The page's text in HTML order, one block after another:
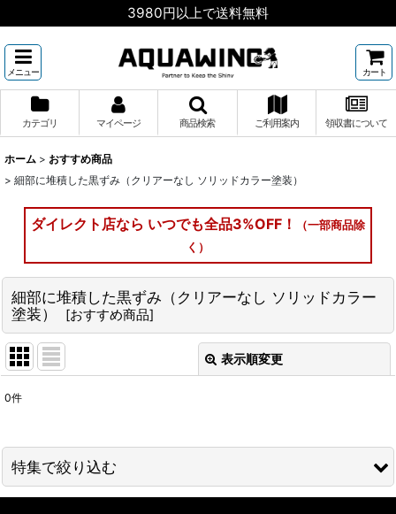
3980円以上で送料無料
メニュー カート
カテゴリ マイページ 商品検索 ご利用案内 領収書について
ホーム > おすすめ商品
> 細部に堆積した黒ずみ（クリアーなし ソリッドカラー塗装）
ダイレクト店なら いつでも全品3%OFF！
（一部商品除
く）
細部に堆積した黒ずみ（クリアーなし ソリッドカラー
塗装）
[おすすめ商品]
表示順変更
並び順 :
0件
特集で絞り込む